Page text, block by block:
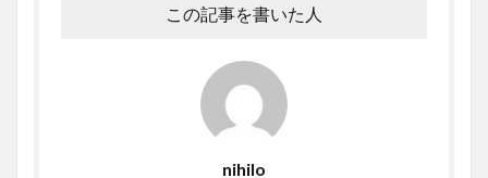
この記事を書いた人
nihilo